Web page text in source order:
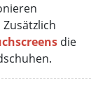
die